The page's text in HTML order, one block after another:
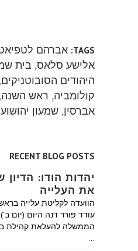
TAGS: אברהם
אלישע סלאס, בית
היהודים הסובוטניקים,
קולומביה, ראש השנה,
אברסין, שמעון יהושוע
RECENT BLOG POSTS
יהדות הודו: הדיון
את העלייה
הוועדה לקליטת עלייה
עודד פורר דנה היום (יום
הממשלה להעלאת קהילת
…